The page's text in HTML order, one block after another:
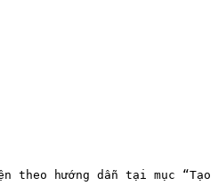
hướng dẫn tại mục “Tạo